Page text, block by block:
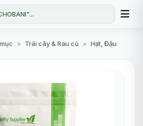
> Trái cây & Rau củ > Hạt, Đậu